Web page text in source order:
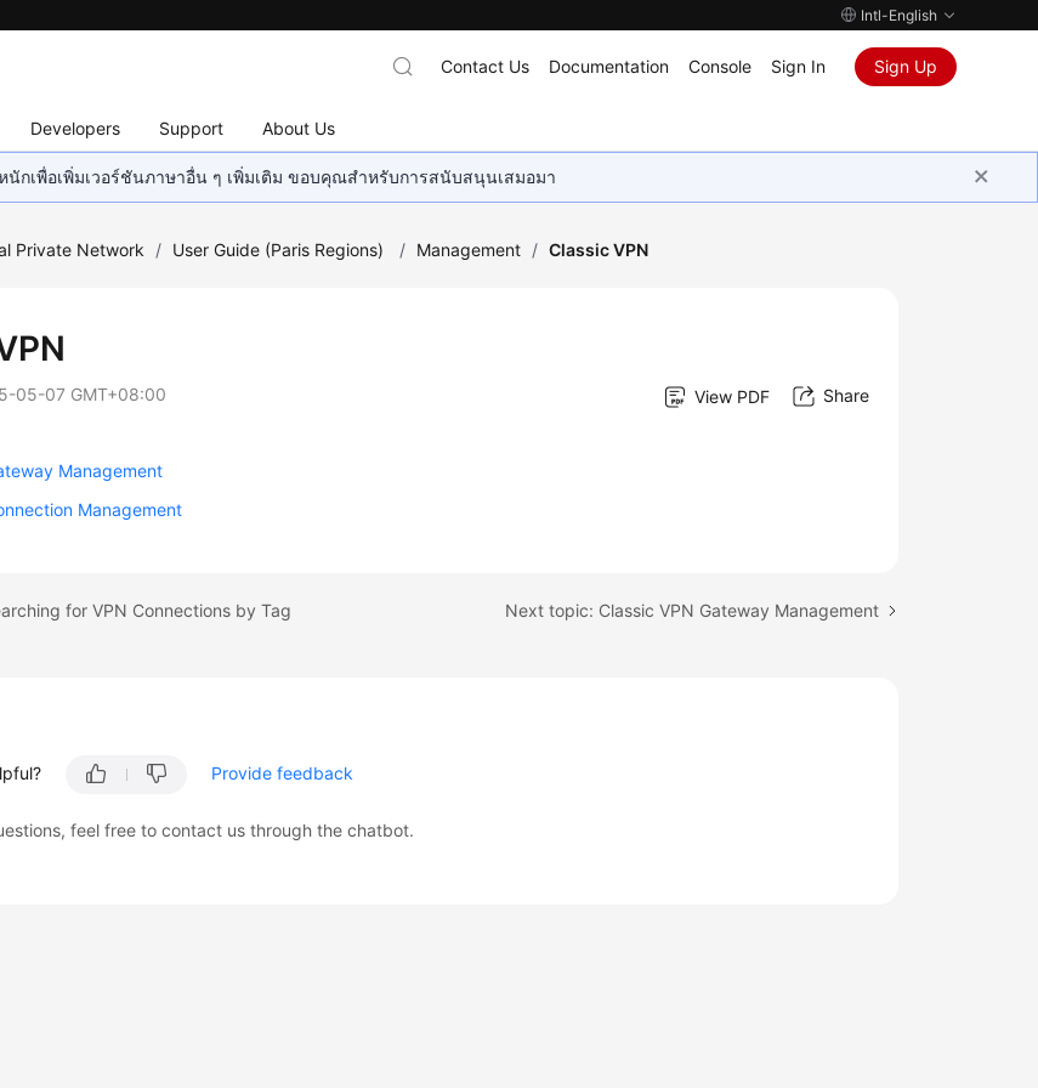
Intl-English
Developers Support About Us
Contact Us Documentation Console Sign In Sign Up
กเพื่อเพิ่มเวอร์ชันภาษาอื่น ๆ เพิ่มเติม ขอบคุณสำหรับการสนับสนุนเสมอมา
Private Network / User Guide (Paris Regions) / Management / Classic VPN
05-07 GMT+08:00 View PDF Share
Management
Management
for VPN Connections by Tag Next topic: Classic VPN Gateway Management
Provide feedback
feel free to contact us through the chatbot.